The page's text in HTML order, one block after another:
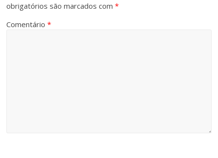
obrigatórios são marcados com*
Comentário*